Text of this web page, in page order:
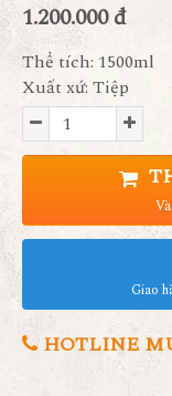
1.200.000 đ
Thể tích: 1500ml
Xuất xứ: Tiệp
Giao
HOTLINE